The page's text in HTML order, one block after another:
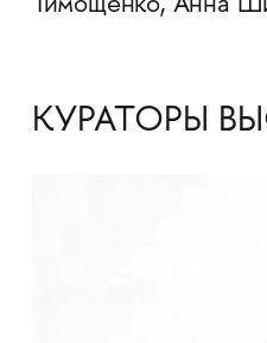
Тимощенко, Анна
КУРАТОРЫ